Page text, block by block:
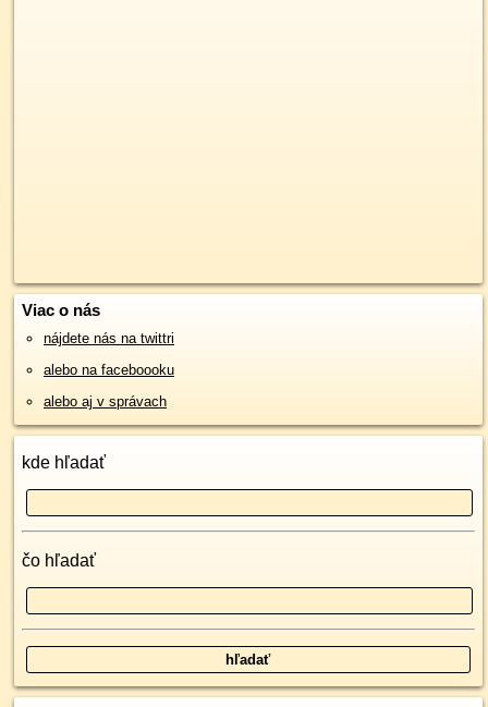
Viac o nás
nájdete nás na twittri
alebo na faceboooku
alebo aj v správach
kde hľadať
čo hľadať